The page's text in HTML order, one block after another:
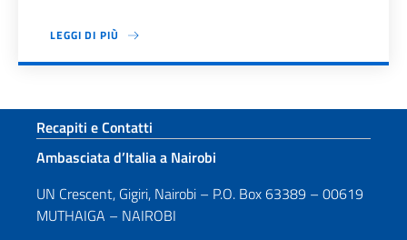
LEGGI DI PIÙ
Paginazione
Sezione footer
Recapiti e Contatti
Ambasciata d’Italia a Nairobi
UN Crescent, Gigiri, Nairobi – P.O. Box 63389 – 00619
MUTHAIGA – NAIROBI